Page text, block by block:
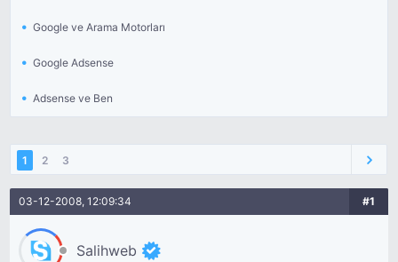
Google ve Arama Motorları
Google Adsense
Adsense ve Ben
1 2 3
03-12-2008, 12:09:34 #1
Salihweb